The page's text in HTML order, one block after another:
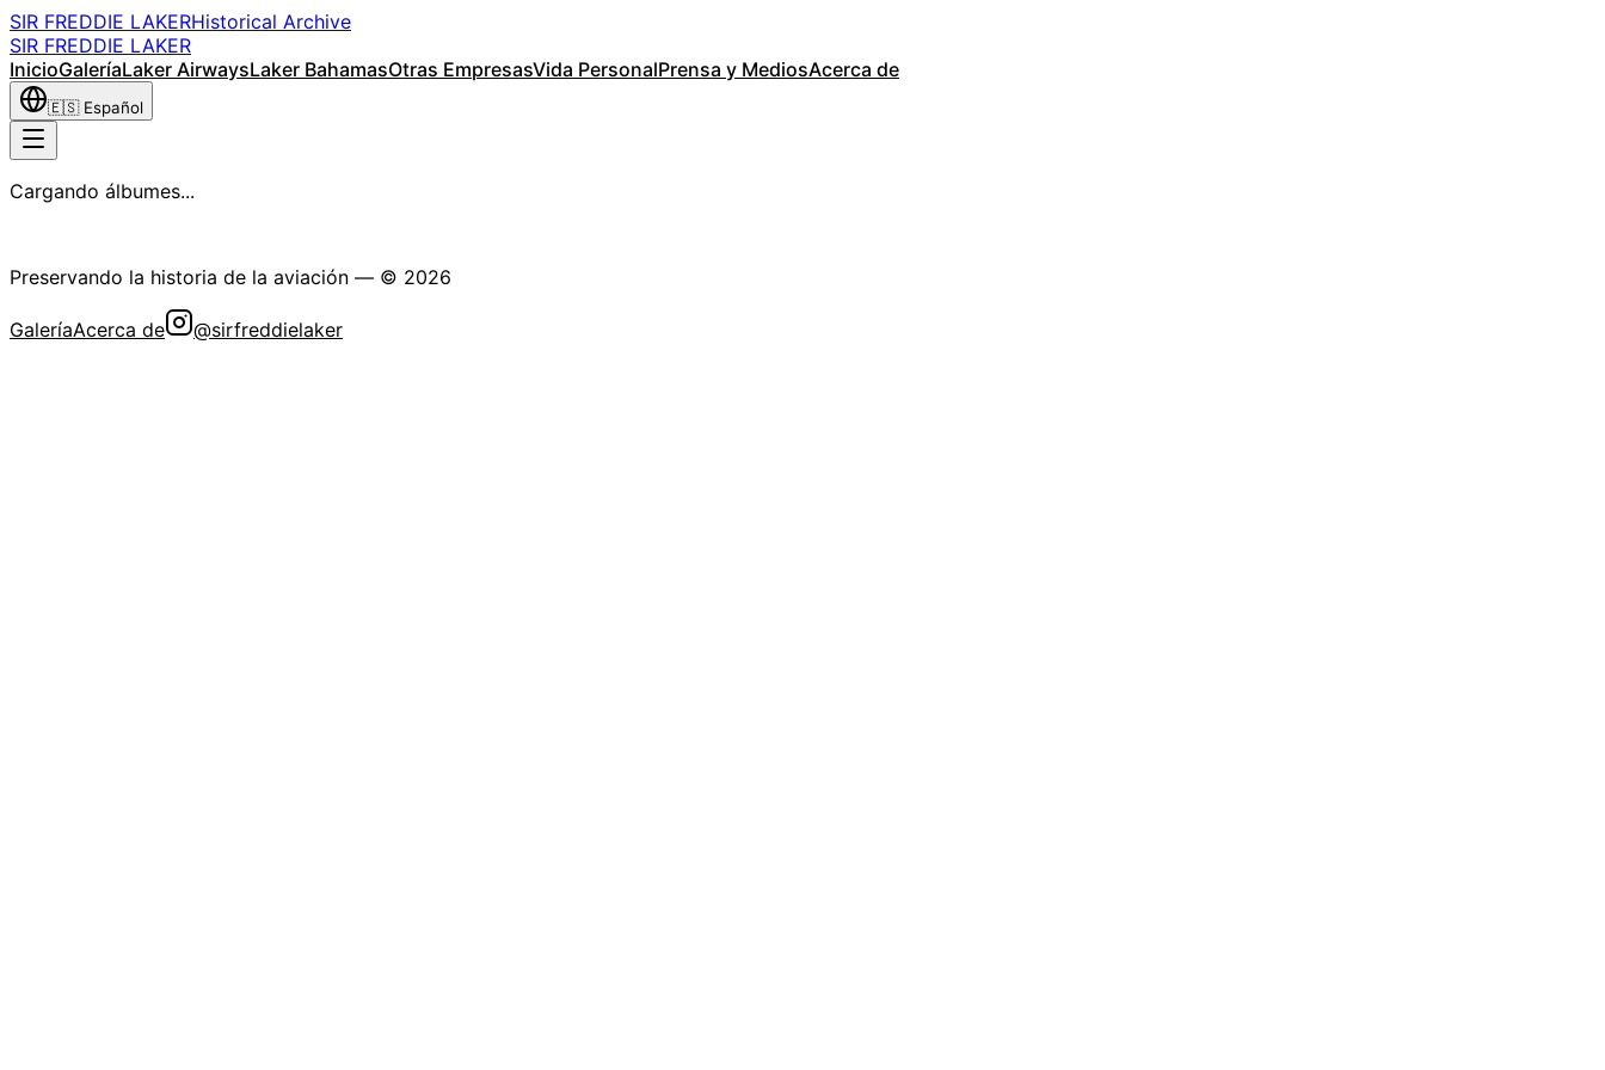
SIR FREDDIE LAKERHistorical Archive
SIR FREDDIE LAKER
InicioGaleríaLaker AirwaysLaker BahamasOtras EmpresasVida PersonalPrensa y MediosAcerca de
🇪🇸 Español
Cargando álbumes...
Preservando la historia de la aviación — © 2026
GaleríaAcerca de @sirfreddielaker